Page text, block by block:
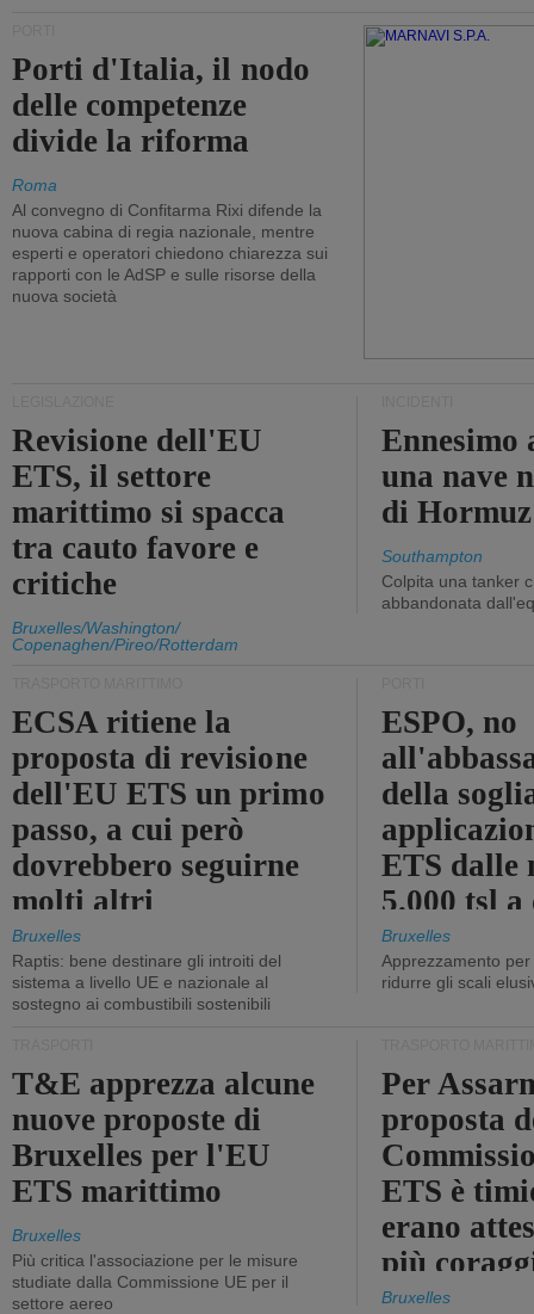
Porti d'Italia, il nodo
delle competenze
divide la riforma
Roma
Al convegno di Confitarma Rixi difende la
nuova cabina di regia nazionale, mentre
esperti e operatori chiedono chiarezza sui
rapporti con le AdSP e sulle risorse della
nuova società
Revisione dell'EU
ETS, il settore
marittimo si spacca
tra cauto favore e
critiche
Bruxelles/Washington/
Copenaghen/Pireo/Rotterdam
Ennesimo
una nave
di Hormuz
Southampton
Colpita una tanker
abbandonata
ECSA ritiene la
proposta di revisione
dell'EU ETS un primo
passo, a cui però
dovrebbero seguirne
molti altri
Bruxelles
Raptis: bene destinare gli introiti del
sistema a livello UE e nazionale al
sostegno ai combustibili sostenibili
ESPO, no
della
ETS dalle
5.000 tsl
400 tsl
Bruxelles
Apprezzamento
ridurre gli scali
T&E apprezza alcune
nuove proposte di
Bruxelles per l'EU
ETS marittimo
Bruxelles
Più critica l'associazione per le misure
studiate dalla Commissione UE per il
settore aereo
Per
proposta
ETS è
erano
più
Bruxelles